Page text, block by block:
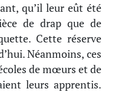
qu’il leur eût été
de drap que de
Cette réserve
Néanmoins, ces
de mœurs et de
leurs apprentis.